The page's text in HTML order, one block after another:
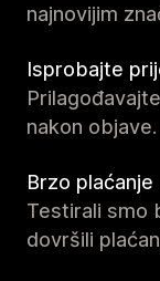
najnovijim
Isprobajte
nakon objave.
Brzo plaćanje
Testirali smo
dovršili